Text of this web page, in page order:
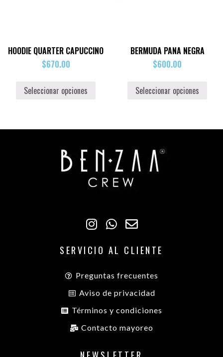
HOODIE QUARTER CAPUCCINO
$670.00
Seleccionar opciones
BERMUDA PANA NEGRA
$600.00
Seleccionar opciones
SERVICIO AL CLIENTE
Preguntas frecuentes
Aviso de privacidad
Términos y condiciones
Contacto mayoreo